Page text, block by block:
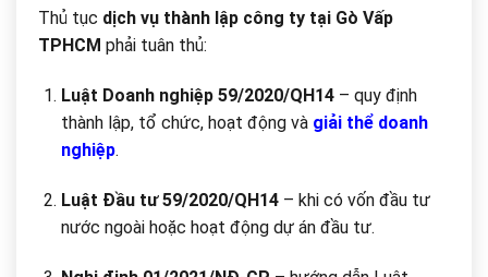
Thủ tục dịch vụ thành lập công ty tại Gò Vấp
TPHCM phải tuân thủ:
Luật Doanh nghiệp 59/2020/QH14– quy định
thành lập, tổ chức, hoạt động và giải thể doanh
nghiệp.
Luật Đầu tư 59/2020/QH14– khi có vốn đầu tư
nước ngoài hoặc hoạt động dự án đầu tư.